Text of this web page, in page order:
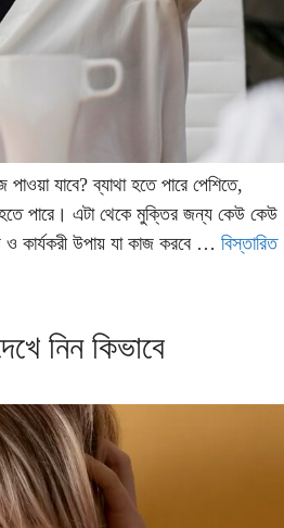
পাওয়া যাবে? ব্যাথা হতে পারে পেশিতে,
পারে। এটা থেকে মুক্তির জন্য কেউ কেউ
কার্যকরী উপায় যা কাজ করবে … বিস্তারিত
নিন কিভাবে